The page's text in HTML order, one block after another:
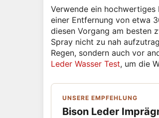
Verwende ein
einer Entfernung von etwa
diesen Vorgang am besten
Spray nicht zu nah
Regen, sondern auch vor
Leder Wasser Test, um die
UNSERE EMPFEHLUNG
Bison Leder